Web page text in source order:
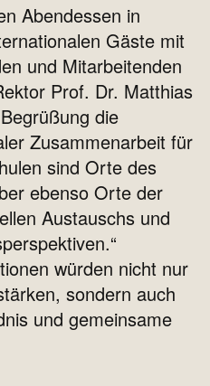
Abendessen in
Gäste mit
und Mitarbeitenden
Prof. Dr. Matthias
die
Zusammenarbeit für
sind Orte des
ebenso Orte der
Austauschs und
würden nicht nur
sondern auch
und gemeinsame